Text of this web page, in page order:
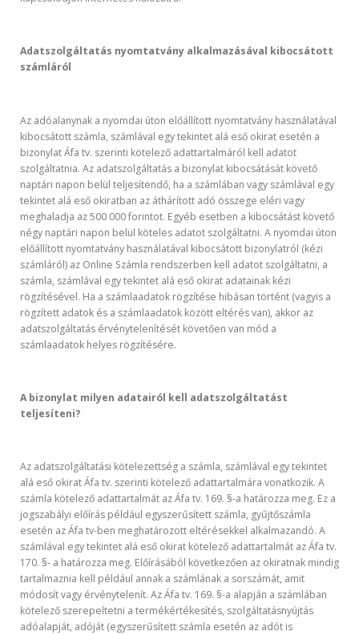
Adatszolgáltatás nyomtatvány alkalmazásával kibocsátott
számláról
Az adóalanynak a nyomdai úton előállított nyomtatvány használatával
kibocsátott számla, számlával egy tekintet alá eső okirat esetén a
bizonylat Áfa tv. szerinti kötelező adattartalmáról kell adatot
szolgáltatnia. Az adatszolgáltatás a bizonylat kibocsátását követő
naptári napon belül teljesítendő, ha a számlában vagy számlával egy
tekintet alá eső okiratban az áthárított adó összege eléri vagy
meghaladja az 500 000 forintot. Egyéb esetben a kibocsátást követő
négy naptári napon belül köteles adatot szolgáltatni. A nyomdai úton
előállított nyomtatvány használatával kibocsátott bizonylatról (kézi
számláról) az Online Számla rendszerben kell adatot szolgáltatni, a
számla, számlával egy tekintet alá eső okirat adatainak kézi
rögzítésével. Ha a számlaadatok rögzítése hibásan történt (vagyis a
rögzített adatok és a számlaadatok között eltérés van), akkor az
adatszolgáltatás érvénytelenítését követően van mód a
számlaadatok helyes rögzítésére.
A bizonylat milyen adatairól kell adatszolgáltatást
teljesíteni?
Az adatszolgáltatási kötelezettség a számla, számlával egy tekintet
alá eső okirat Áfa tv. szerinti kötelező adattartalmára vonatkozik. A
számla kötelező adattartalmát az Áfa tv. 169. §-a határozza meg. Ez a
jogszabályi előírás például egyszerűsített számla, gyűjtőszámla
esetén az Áfa tv-ben meghatározott eltérésekkel alkalmazandó. A
számlával egy tekintet alá eső okirat kötelező adattartalmát az Áfa tv.
170. §- a határozza meg. Előírásából következően az okiratnak mindig
tartalmaznia kell például annak a számlának a sorszámát, amit
módosít vagy érvénytelenít. Az Áfa tv. 169. §-a alapján a számlában
kötelező szerepeltetni a termékértékesítés, szolgáltatásnyújtás
adóalapját, adóját (egyszerűsített számla esetén az adót is